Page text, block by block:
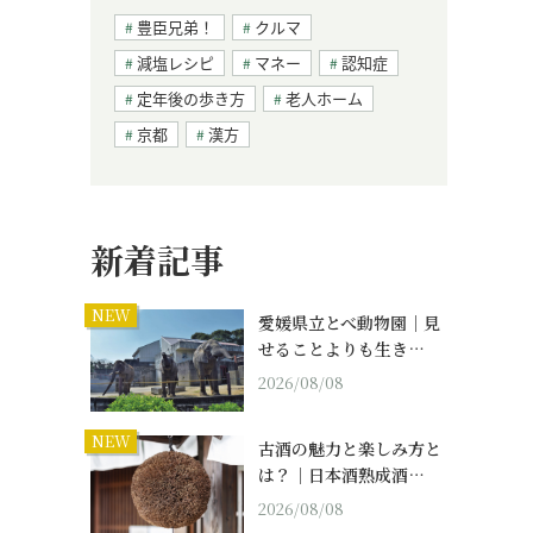
豊臣兄弟！
クルマ
減塩レシピ
マネー
認知症
定年後の歩き方
老人ホーム
京都
漢方
新着記事
NEW
愛媛県立とべ動物園｜見
せることよりも生き…
2026/08/08
NEW
古酒の魅力と楽しみ方と
は？｜日本酒熟成酒…
2026/08/08